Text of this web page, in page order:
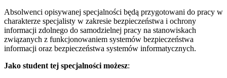
Absolwenci opisywanej specjalności będą przygotowani do pracy w
charakterze specjalisty w zakresie bezpieczeństwa i ochrony
informacji zdolnego do samodzielnej pracy na stanowiskach
związanych z funkcjonowaniem systemów bezpieczeństwa
informacji oraz bezpieczeństwa systemów informatycznych.
Jako student tej specjalności możesz: